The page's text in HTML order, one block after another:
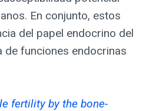
En conjunto, estos
del papel endocrino del
de funciones endocrinas
fertility by the bone-